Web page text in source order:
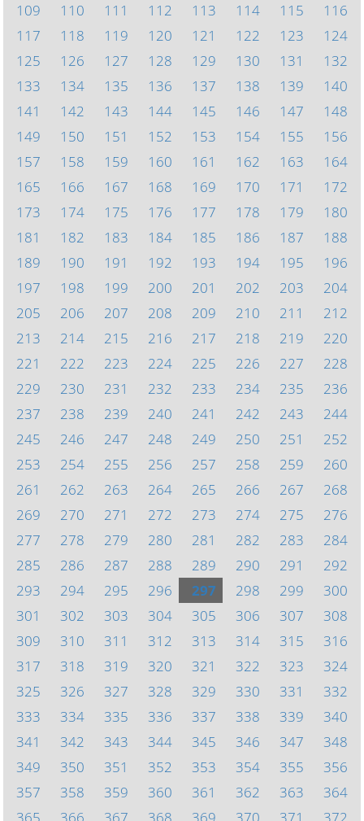
109
110 111 112 113 114 115
116
117
118 119 120 121 122 123
124
125
126 127 128 129 130 131
132
133
134 135 136 137 138 139
140
141
142 143 144 145 146 147
148
149
150 151 152 153 154 155
156
157
158 159 160 161 162 163
164
165
166 167 168 169 170 171
172
173
174 175 176 177 178 179
180
181
182 183 184 185 186 187
188
189
190 191 192 193 194 195
196
197
198 199 200 201 202 203
204
205
206 207 208 209 210 211
212
213
214 215 216 217 218 219
220
221
222 223 224 225 226 227
228
229
230 231 232 233 234 235
236
237
238 239 240 241 242 243
244
245
246 247 248 249 250 251
252
253
254 255 256 257 258 259
260
261
262 263 264 265 266 267
268
269
270 271 272 273 274 275
276
277
278 279 280 281 282 283
284
285
286 287 288 289 290 291
292
293
294 295 296 297 298 299
300
301
302 303 304 305 306 307
308
309
310 311 312 313 314 315
316
317
318 319 320 321 322 323
324
325
326 327 328 329 330 331
332
333
334 335 336 337 338 339
340
341
342 343 344 345 346 347
348
349
350 351 352 353 354 355
356
357
358 359 360 361 362 363
364